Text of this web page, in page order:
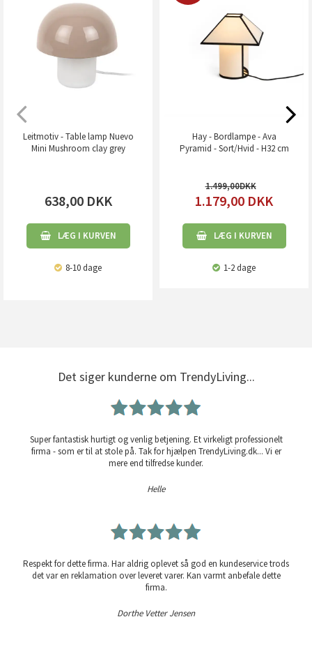
Leitmotiv - Table lamp Nuevo
Mini Mushroom clay grey
638,00 DKK
LÆG I KURVEN
8-10 dage
Hay - Bordlampe - Ava
Pyramid - Sort/Hvid - H32 cm
1.499,00
1.179,00 DKK
LÆG I KURVEN
1-2 dage
Det siger kunderne om TrendyLiving...
Super fantastisk hurtigt og venlig betjening. Et virkeligt professionelt
firma - som er til at stole på. Tak for hjælpen TrendyLiving.dk... Vi er
mere end tilfredse kunder.
Helle
Respekt for dette firma. Har aldrig oplevet så god en kundeservice trods
det var en reklamation over leveret varer. Kan varmt anbefale dette
firma.
Dorthe Vetter Jensen